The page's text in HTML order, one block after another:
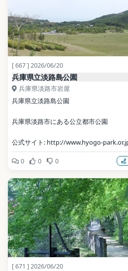
[ 667 ] 2026/06/20
兵庫県立淡路島公園
兵庫県淡路市岩屋
兵庫県立淡路島公園
兵庫県淡路市にある公立都市公園
公式サイト: http://www.hyogo-
写真: Mti / CC BY-SA 3.0（Wikimedia
地点データ: Wikidata (CC0)
0 0 0
[ 671 ] 2026/06/20